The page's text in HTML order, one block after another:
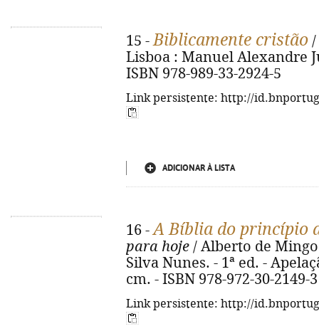
15 -Biblicamente cristão /
Lisboa : Manuel Alexandre
ISBN 978-989-33-2924-5
Link persistente: http://
ADICIONAR À LISTA
16 -A Bíblia do princípio
para hoje / Alberto de
Silva Nunes. - 1ª ed. -
cm. - ISBN 978-972-30-2149-3
Link persistente: http://